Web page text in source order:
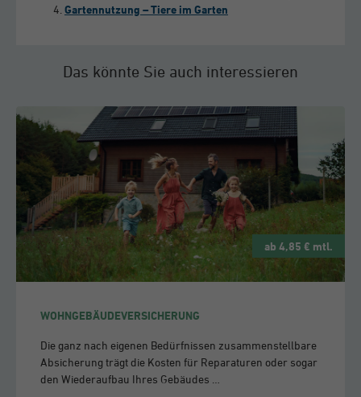
Gartennutzung – Tiere im Garten
Das könnte Sie auch interessieren
ab 4,85 € mtl.
WOHNGEBÄUDEVERSICHERUNG
Die ganz nach eigenen Bedürfnissen zusammenstellbare
Absicherung trägt die Kosten für Reparaturen oder sogar
den Wiederaufbau Ihres Gebäudes …